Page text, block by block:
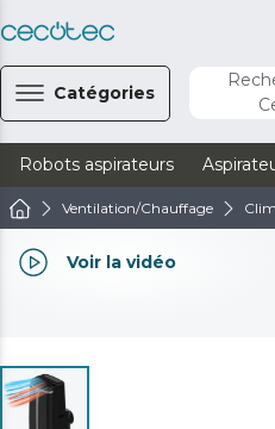
Catégories
Robots aspirateurs
Ventilation/Chauffage
Voir la vidéo